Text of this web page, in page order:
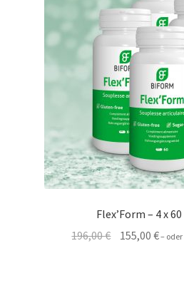
Flex’Form – 4 x
196,00€ Ursprünglicher
155,00€– oder